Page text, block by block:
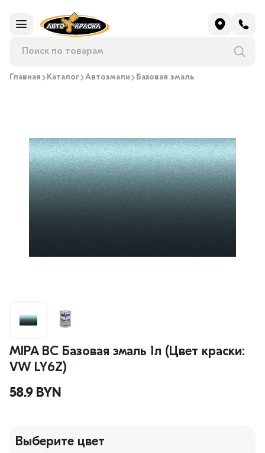
Главная Каталог Автоэмали Базовая эмаль
MIPA BC Базовая эмаль 1л (Цвет краски:
VW LY6Z)
58.9 BYN
Выберите цвет